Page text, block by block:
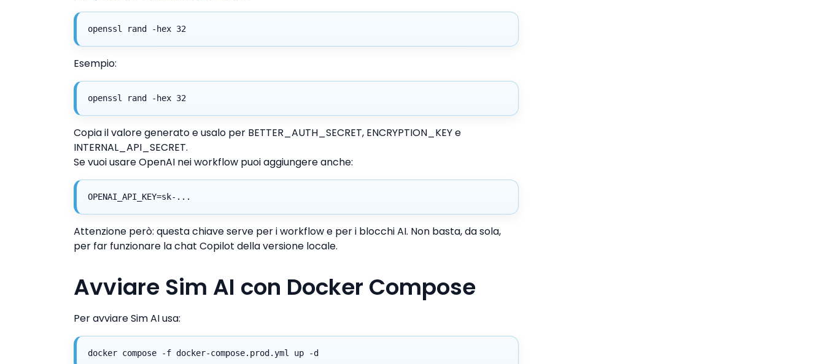
openssl rand -hex 32
Esempio:
openssl rand -hex 32
Copia il valore generato e usalo per BETTER_AUTH_SECRET, ENCRYPTION_KEY e
INTERNAL_API_SECRET.
Se vuoi usare OpenAI nei workflow puoi aggiungere anche:
OPENAI_API_KEY=sk-...
Attenzione però: questa chiave serve per i workflow e per i blocchi AI. Non basta, da sola,
per far funzionare la chat Copilot della versione locale.
Avviare Sim AI con Docker Compose
Per avviare Sim AI usa:
docker compose -f docker-compose.prod.yml up -d